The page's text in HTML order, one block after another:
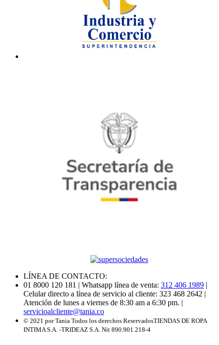
LÍNEA DE CONTACTO:
01 8000 120 181 | Whatsapp línea de venta: 312 406 1989 |
Celular directo a línea de servicio al cliente: 323 468 2642 |
Atención de lunes a viernes de 8:30 am a 6:30 pm. |
servicioalcliente@tania.co
© 2021 por Tania Todos los derechos ReservadosTIENDAS DE ROPA
INTIMA S.A. -TRIDEAZ S.A. Nit 890.901.218-4